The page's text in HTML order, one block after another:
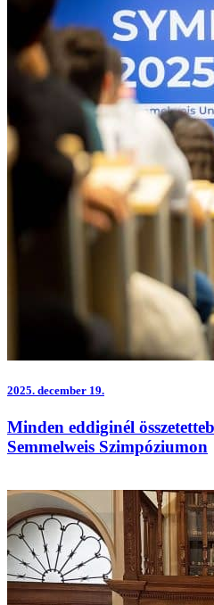
2025. december 19.
Minden eddiginél
Semmelweis Szimpóziumon